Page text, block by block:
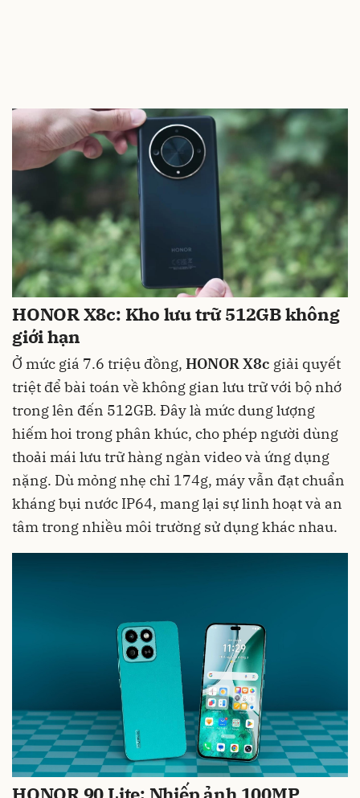
HONOR X8c: Kho lưu trữ 512GB không
giới hạn
Ở mức giá 7.6 triệu đồng, HONOR X8c giải quyết
triệt để bài toán về không gian lưu trữ với bộ nhớ
trong lên đến 512GB. Đây là mức dung lượng
hiếm hoi trong phân khúc, cho phép người dùng
thoải mái lưu trữ hàng ngàn video và ứng dụng
nặng. Dù mỏng nhẹ chỉ 174g, máy vẫn đạt chuẩn
kháng bụi nước IP64, mang lại sự linh hoạt và an
tâm trong nhiều môi trường sử dụng khác nhau.